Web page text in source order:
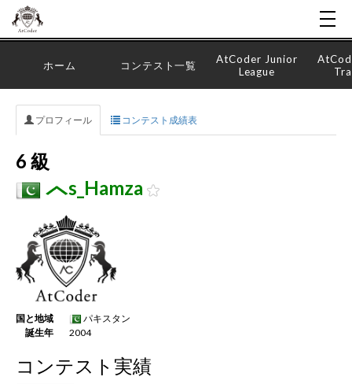
ホーム コンテスト一覧
AtCoder Junior
League
プロフィール コンテスト成績表
6 級
s_Hamza
国と地域
パキスタン
誕生年
2004
コンテスト実績